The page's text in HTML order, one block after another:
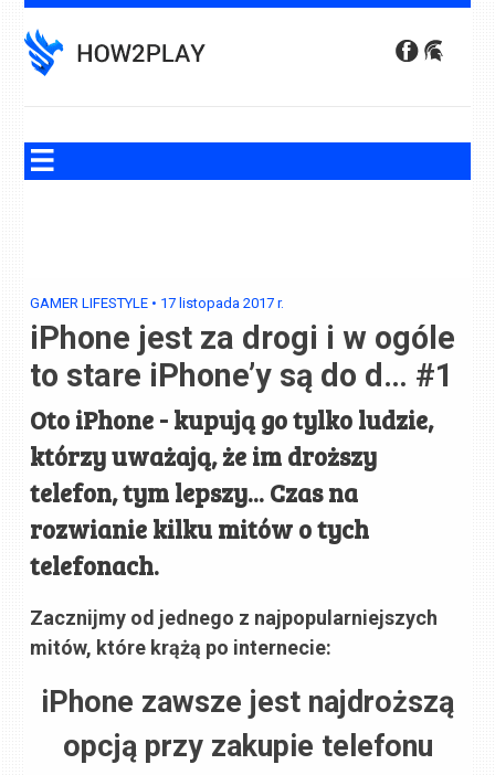
to
content
GAMER LIFESTYLE • 17 listopada 2017 r.
iPhone jest za drogi i w ogóle
to stare iPhone’y są do d… #1
Oto iPhone - kupują go tylko ludzie,
którzy uważają, że im droższy
telefon, tym lepszy... Czas na
rozwianie kilku mitów o tych
telefonach.
Zacznijmy od jednego z najpopularniejszych
mitów, które krążą po internecie:
iPhone zawsze jest najdroższą
opcją przy zakupie telefonu